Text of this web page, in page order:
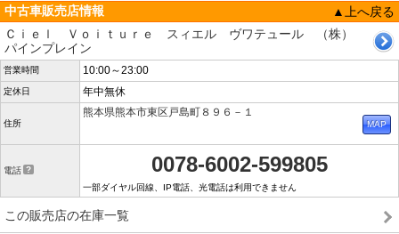
中古車販売店情報
▲上へ戻る
Ｃｉｅｌ Ｖｏｉｔｕｒｅ スィエル ヴワテュール （株）
パインプレイン
営業時間 10:00～23:00
定休日 年中無休
住所
熊本県熊本市東区戸島町８９６－１
電話 0078-6002-599805
一部ダイヤル回線、IP電話、光電話は利用できません
この販売店の在庫一覧